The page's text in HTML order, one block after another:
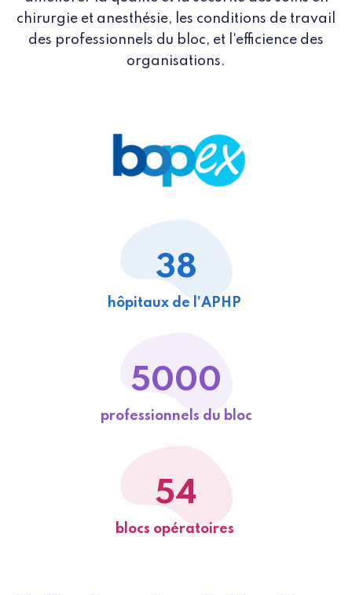
chirurgie et anesthésie, les conditions de travail
des professionnels du bloc, et l'efficience des
organisations.
38
hôpitaux de l’APHP
5000
professionnels du bloc
54
blocs opératoires